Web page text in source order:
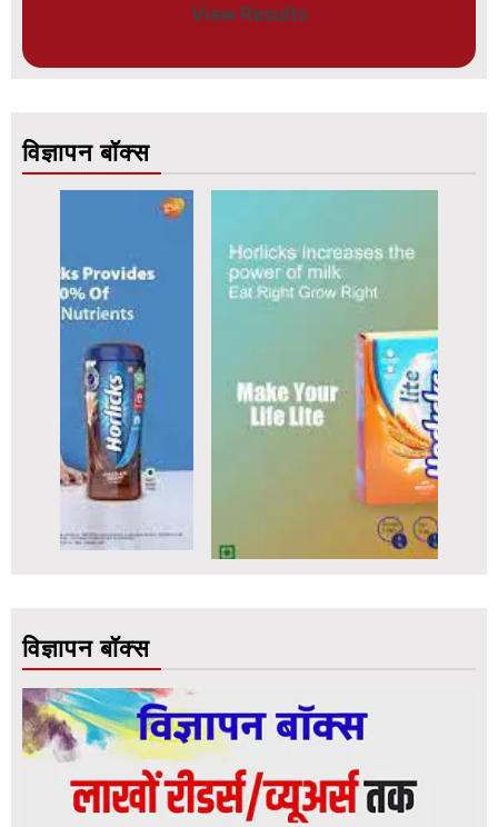
View Results
विज्ञापन बॉक्स
विज्ञापन बॉक्स